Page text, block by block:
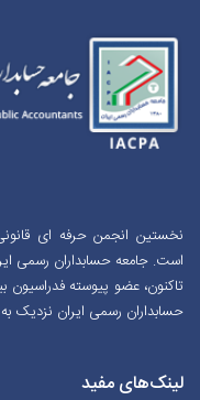
نخستین انجمن حرفه ای
حسابداران رسمی ایران نزدیک
لینک‌های مفید